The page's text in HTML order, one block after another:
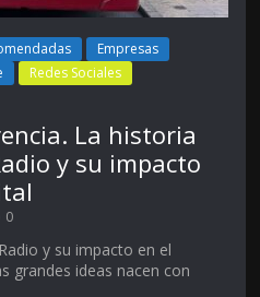
Empresas
Redes Sociales
La historia
y su impacto
0
y su impacto en el
grandes ideas nacen con